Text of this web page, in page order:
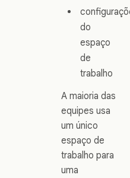
do
espaço
de
trabalho
A maioria das
equipes usa
um único
espaço de
trabalho para
uma